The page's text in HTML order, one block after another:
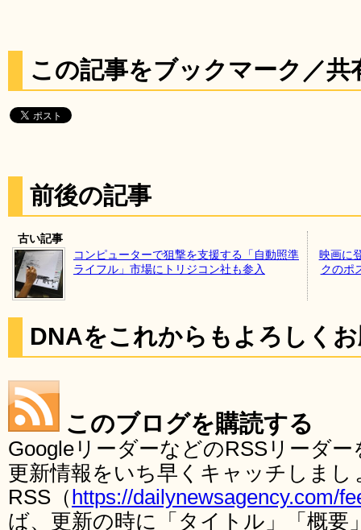
この記事をブックマーク／共
前後の記事
古い記事
コンピューターで狙撃を支援する「自動照準
ライフル」市場にトリジコン社も参入
映画に
クのポ
DNAをこれからもよろしく
このブログを購読する
GoogleリーダーなどのRSSリーダ
更新情報をいち早くキャッチしま
RSS（ https://dailynewsagency.com/
ば、更新の時に「タイトル」「概要